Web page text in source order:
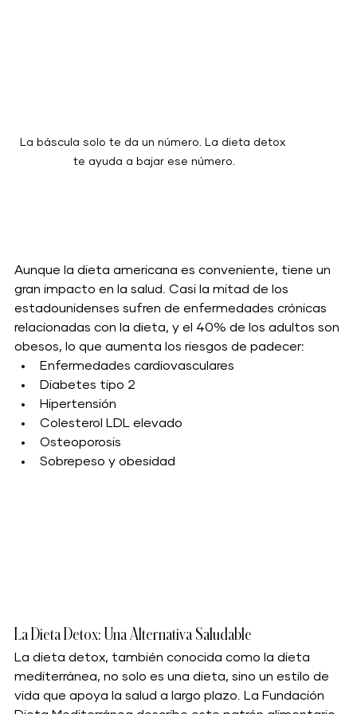
La báscula solo te da un número. La dieta detox
te ayuda a bajar ese número.
Aunque la dieta americana es conveniente, tiene un
gran impacto en la salud. Casi la mitad de los
estadounidenses sufren de enfermedades crónicas
relacionadas con la dieta, y el 40% de los adultos son
obesos, lo que aumenta los riesgos de padecer:
Enfermedades cardiovasculares
Diabetes tipo 2
Hipertensión
Colesterol LDL elevado
Osteoporosis
Sobrepeso y obesidad
La Dieta Detox: Una Alternativa Saludable
La dieta detox, también conocida como la dieta
mediterránea, no solo es una dieta, sino un estilo de
vida que apoya la salud a largo plazo. La Fundación